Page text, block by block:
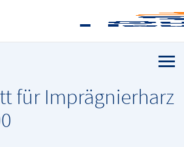
für Imprägnierharz